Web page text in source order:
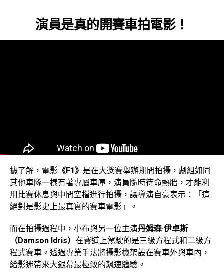
演員是真的開賽車拍電影！
據了解，電影 《F1》 是在大獎賽舉辦期間拍攝，劇組如同
其他車隊一樣有著專屬車庫，演員隨時待命熱胎，才能利
用比賽休息與中間空檔進行拍攝，讓導演自豪表示：「這
絕對是影史上最真實的賽車電影」。
而在拍攝過程中，小布與另一位主演丹姆森·伊卓斯
（Damson Idris） 在賽道上駕駛的是三級方程式和二級方
程式賽車。透過專業手法將攝影機架設在賽車外與車內，
給影迷帶來大銀幕最極致的飆速體驗。